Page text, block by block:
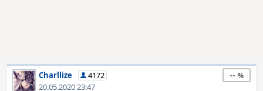
Charllize
4172
20.05.2020 23:47
--